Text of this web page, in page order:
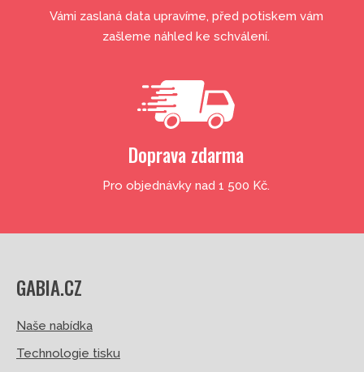
Vámi zaslaná data upravíme, před potiskem vám
zašleme náhled ke schválení.
Doprava zdarma
Pro objednávky nad 1 500 Kč.
GABIA.CZ
Naše nabídka
Technologie tisku